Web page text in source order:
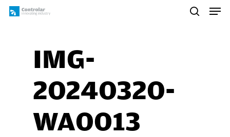
Skip
IMG-
20240320-
WA0013